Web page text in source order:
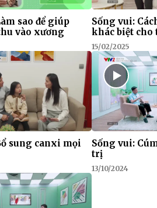
sao để giúp
vào xương
Sống vui:
khác biệt cho
15/02/2025
sung canxi mọi
Sống vui:
trị
13/10/2024